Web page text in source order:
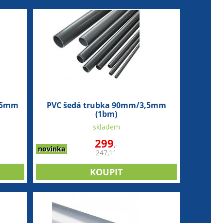
PVC šedá trubka 90mm/3,5mm
(1bm)
novinka
skladem
299,-
247,11